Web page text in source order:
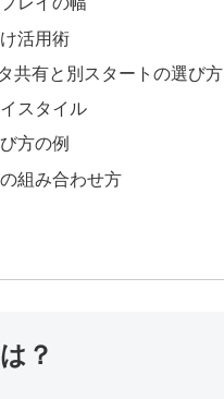
活用術
共有と別スタートの選び方
スタイル
方の例
組み合わせ方
？